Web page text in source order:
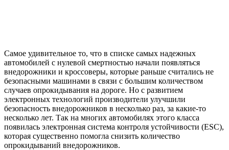
Самое удивительное то, что в списке самых надежных
автомобилей с нулевой смертностью начали появляться
внедорожники и кроссоверы, которые раньше считались не
безопасными машинами в связи с большим количеством
случаев опрокидывания на дороге. Но с развитием
электронных технологий производители улучшили
безопасность внедорожников в несколько раз, за какие-то
несколько лет. Так на многих автомобилях этого класса
появилась электронная система контроля устойчивости (ESC),
которая существенно помогла снизить количество
опрокидываний внедорожников.